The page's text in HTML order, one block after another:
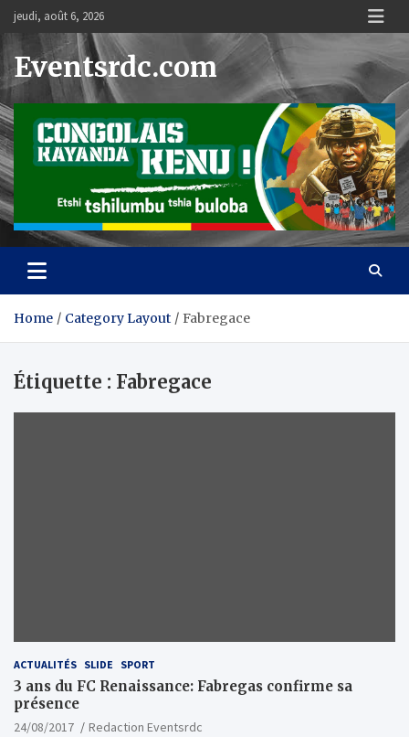
Skip
content
jeudi, août 6, 2026
Eventsrdc.com
Home Category Layout Fabregace
Étiquette : Fabregace
ACTUALITÉS SLIDE SPORT
3 ans du FC Renaissance: Fabregas confirme sa
présence
24/08/2017
Redaction Eventsrdc